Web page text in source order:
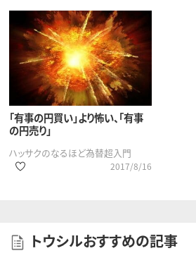
「有事の円買い」より怖い、「有事
の円売り」
ハッサクのなるほど為替超入門
2017/8/16
トウシルおすすめの記事